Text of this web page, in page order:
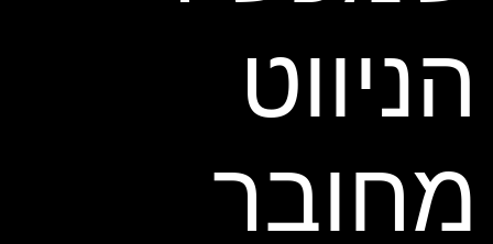
הניווט
מחובר